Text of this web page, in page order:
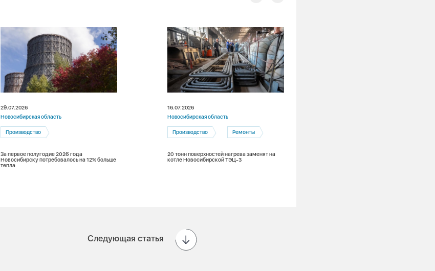
29.07.2026
Новосибирская область
Производство
За первое полугодие 2026 года
Новосибирску потребовалось на 12% больше
тепла
16.07.2026
Новосибирская область
Производство Ремонты
20 тонн поверхностей нагрева заменят на
котле Новосибирской ТЭЦ-3
Следующая статья